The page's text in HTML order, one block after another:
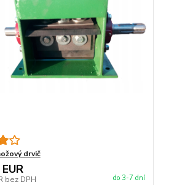
drvič
bez DPH do 3-7 dní